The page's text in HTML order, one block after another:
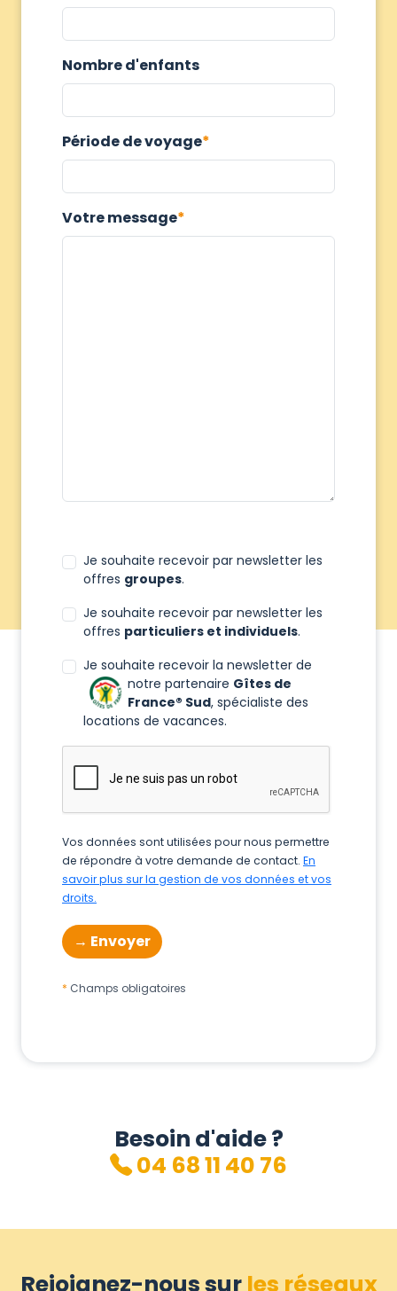
Nombre d'enfants
Période de voyage
Votre message
Je souhaite recevoir par newsletter les
offres groupes.
Je souhaite recevoir par newsletter les
offres particuliers et individuels.
Je souhaite recevoir la newsletter de
notre partenaire Gîtes de
France® Sud, spécialiste des
locations de vacances.
Vos données sont utilisées pour nous permettre
de répondre à votre demande de contact. En
savoir plus sur la gestion de vos données et vos
droits.
Champs obligatoires
Besoin d'aide ?
04 68 11 40 76
Rejoignez-nous sur les réseaux